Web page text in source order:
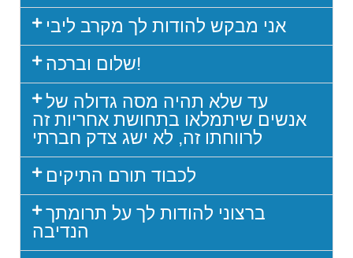
אני מבקש להודות לך מקרב ליבי
שלום וברכה!
עד שלא תהיה מסה גדולה של
אנשים שיתמלאו בתחושת אחריות זה
לרווחתו זה, לא ישג צדק חברתי
לכבוד תורם התיקים
ברצוני להודות לך על תרומתך
הנדיבה